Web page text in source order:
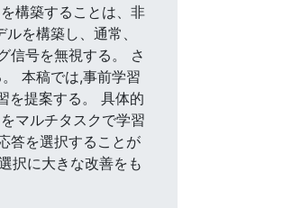
構築することは、非
を構築し、通常、
信号を無視する。 さ
本稿では,事前学習
を提案する。 具体的
マルチタスクで学習
答を選択することが
択に大きな改善をも